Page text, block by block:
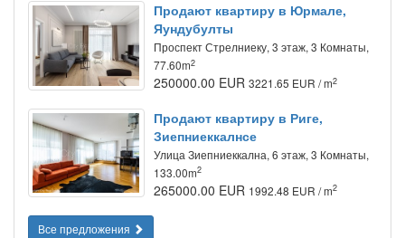
Продают квартиру в Юрмале,
Яундубулты
Проспект Стрелниеку, 3 этаж, 3 Комнаты,
77.60m2
250000.00 EUR 3221.65 EUR / m2
Продают квартиру в Риге,
Зиепниеккалнсе
Улица Зиепниеккална, 6 этаж, 3 Комнаты,
133.00m2
265000.00 EUR 1992.48 EUR / m2
Все предложения